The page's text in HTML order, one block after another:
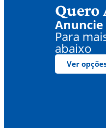
Quero
Anuncie
Para
abaixo
Ver